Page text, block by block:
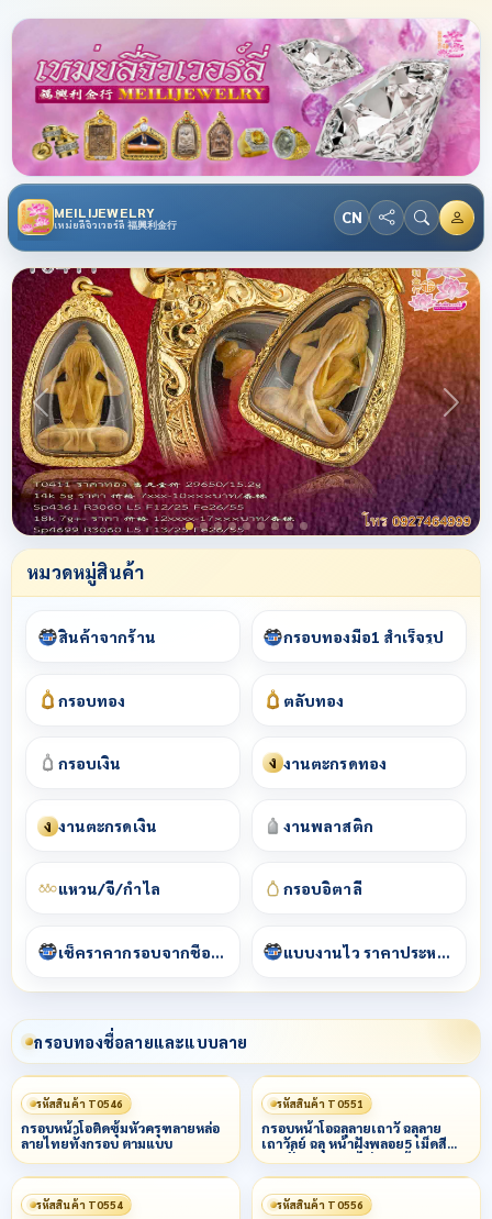
MEILIJEWELRY
เหม่ยลี่จิวเวอร์ลี่ 福興利金行 CN
หมวดหมู่สินค้า
สินค้าจากร้าน กรอบทองมือ1 สำเร็จรูป
กรอบทอง ตลับทอง
กรอบเงิน ง งานตะกรุดทอง
ง งานตะกรุดเงิน งานพลาสติก
แหวน/จี้/กำไล กรอบอิตาลี
เช็คราคากรอบจากชื่อพระ แบบงานไว ราคาประหยัด
กรอบทองชื่อลายและแบบลาย
รหัสสินค้า T0546
กรอบหน้าโอติดซุ้มหัวครุฑลายหล่อ
ลายไทยทั้งกรอบ ตามแบบ
รหัสสินค้า T0551
กรอบหน้าโอฉลุลายเถาวั ฉลุลาย
เถาวัลย์ ฉลุ หน้าฝังพลอย5 เม็ดสี
ตามสั่ง กลางลวดไข่ปลา ข้างลวด
ไข่ปลาผสมหลอด
รหัสสินค้า T0554 รหัสสินค้า T0556